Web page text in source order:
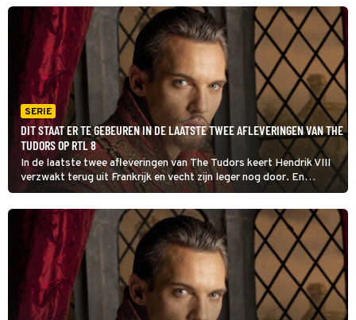
SERIE
DIT STAAT ER TE GEBEUREN IN DE LAATSTE TWEE AFLEVERINGEN VAN THE
TUDORS OP RTL 8
In de laatste twee afleveringen van The Tudors keert Hendrik VIII
verzwakt terug uit Frankrijk en vecht zijn leger nog door. En
Catharina Parr dreigt in de problemen te komen door het voeren
van religieuze discussies.